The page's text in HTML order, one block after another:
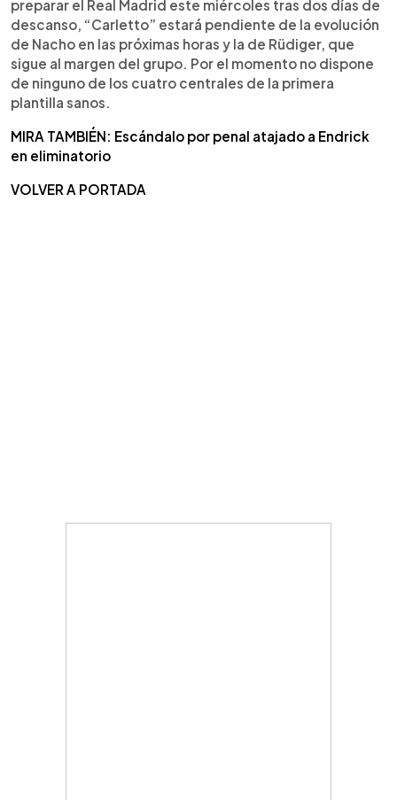
preparar el Real Madrid este miércoles tras dos días de
descanso, “Carletto” estará pendiente de la evolución
de Nacho en las próximas horas y la de Rüdiger, que
sigue al margen del grupo. Por el momento no dispone
de ninguno de los cuatro centrales de la primera
plantilla sanos.
MIRA TAMBIÉN: Escándalo por penal atajado a Endrick
en eliminatorio
VOLVER A PORTADA